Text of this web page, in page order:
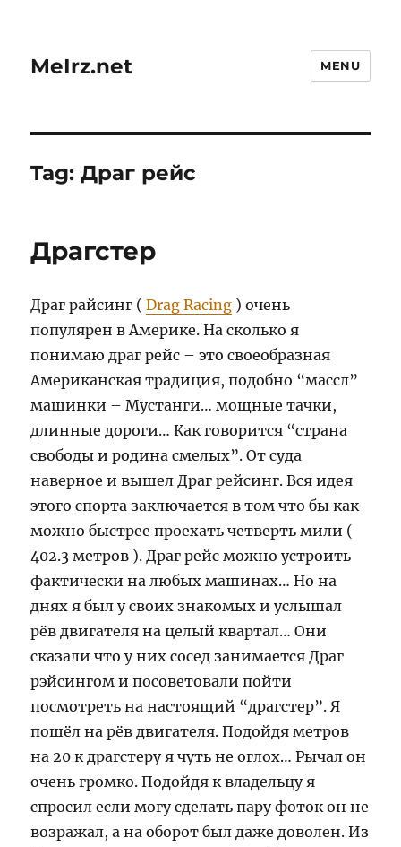
MeIrz.net MENU
Tag:Драг рейс
Драгстер
Драг райсинг (Drag Racing ) очень
популярен в Америке. На сколько я
понимаю драг рейс – это своеобразная
Американская традиция, подобно “массл”
машинки – Мустанги… мощные тачки,
длинные дороги… Как говорится “страна
свободы и родина смелых”. От суда
наверное и вышел Драг рейсинг. Вся идея
этого спорта заключается в том что бы как
можно быстрее проехать четверть мили (
402.3 метров ). Драг рейс можно устроить
фактически на любых машинах… Но на
днях я был у своих знакомых и услышал
рёв двигателя на целый квартал… Они
сказали что у них сосед занимается Драг
рэйсингом и посоветовали пойти
посмотреть на настоящий “драгстер”. Я
пошёл на рёв двигателя. Подойдя метров
на 20 к драгстеру я чуть не оглох… Рычал он
очень громко. Подойдя к владельцу я
спросил если могу сделать пару фоток он не
возражал, а на оборот был даже доволен. Из